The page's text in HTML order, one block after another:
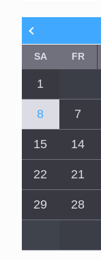
FR
SA
1
7
8
14
15
21
22
28
29